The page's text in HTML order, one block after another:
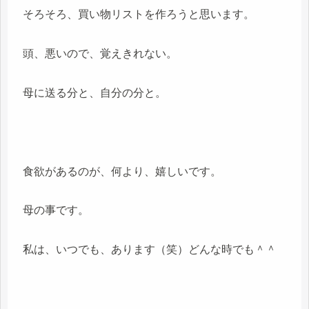
そろそろ、買い物リストを作ろうと思います。
頭、悪いので、覚えきれない。
母に送る分と、自分の分と。
食欲があるのが、何より、嬉しいです。
母の事です。
私は、いつでも、あります（笑）どんな時でも＾＾